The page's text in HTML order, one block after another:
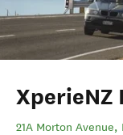
XperieNZ
21A Morton Avenue,